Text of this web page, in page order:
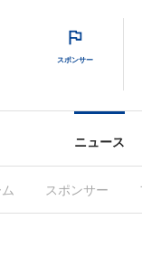
スポンサー
ニュース
スポンサー